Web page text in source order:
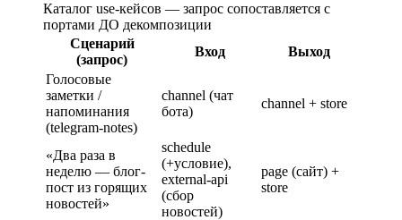
Каталог use-кейсов — запрос сопоставляется с
портами ДО декомпозиции
Сценарий
(запрос)
Вход
Выход
Голосовые
заметки /
напоминания
(telegram-notes)
channel (чат
бота)
channel + store
«Два раза в
неделю — блог-
пост из горящих
новостей»
schedule
(+условие),
external-api
(сбор
новостей)
page (сайт) +
store